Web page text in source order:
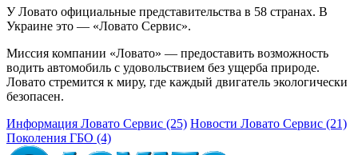
У Ловато официальные представительства в 58 странах. В
Украине это — «Ловато Сервис».
Миссия компании «Ловато» — предоставить возможность
водить автомобиль с удовольствием без ущерба природе.
Ловато стремится к миру, где каждый двигатель экологически
безопасен.
Информация Ловато Сервис (25) Новости Ловато Сервис (21)
Поколения ГБО (4)